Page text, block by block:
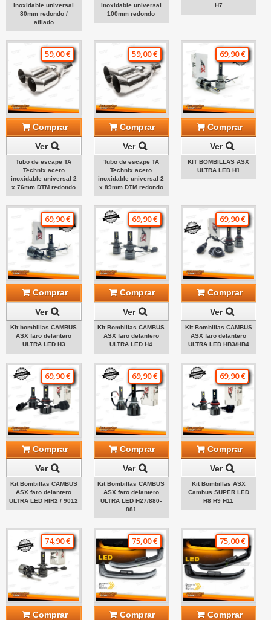
inoxidable universal
80mm redondo /
afilado
inoxidable universal
100mm redondo
H7
59,00 €
Comprar
Ver
Tubo de escape TA
Technix acero
inoxidable universal 2
x 76mm DTM redondo
59,00 €
Comprar
Ver
Tubo de escape TA
Technix acero
inoxidable universal 2
x 89mm DTM redondo
69,90 €
Comprar
Ver
KIT BOMBILLAS ASX
ULTRA LED H1
69,90 €
Comprar
Ver
Kit bombillas CAMBUS
ASX faro delantero
ULTRA LED H3
69,90 €
Comprar
Ver
Kit Bombillas CAMBUS
ASX faro delantero
ULTRA LED H4
69,90 €
Comprar
Ver
Kit Bombillas CAMBUS
ASX faro delantero
ULTRA LED HB3/HB4
69,90 €
Comprar
Ver
Kit Bombillas CAMBUS
ASX faro delantero
ULTRA LED HIR2 / 9012
69,90 €
Comprar
Ver
Kit Bombillas CAMBUS
ASX faro delantero
ULTRA LED H27/880-
881
69,90 €
Comprar
Ver
Kit Bombillas ASX
Cambus SUPER LED
H8 H9 H11
74,90 €
Comprar
75,00 €
Comprar
75,00 €
Comprar